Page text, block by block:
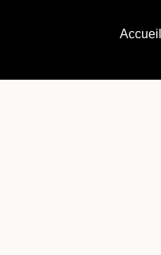
Accueil